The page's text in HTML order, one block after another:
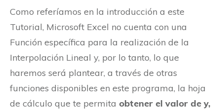
Como referíamos en la introducción a este
Tutorial, Microsoft Excel no cuenta con una
Función específica para la realización de la
Interpolación Lineal y, por lo tanto, lo que
haremos será plantear, a través de otras
funciones disponibles en este programa, la hoja
de cálculo que te permita obtener el valor de y,